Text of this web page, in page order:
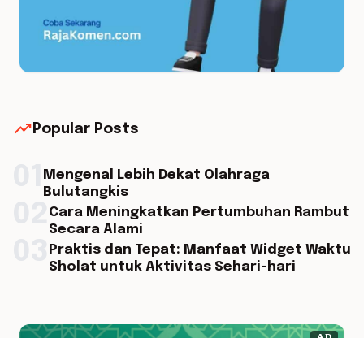
trending_up Popular Posts
Mengenal Lebih Dekat Olahraga
Bulutangkis
Cara Meningkatkan Pertumbuhan Rambut
Secara Alami
Praktis dan Tepat: Manfaat Widget Waktu
Sholat untuk Aktivitas Sehari-hari